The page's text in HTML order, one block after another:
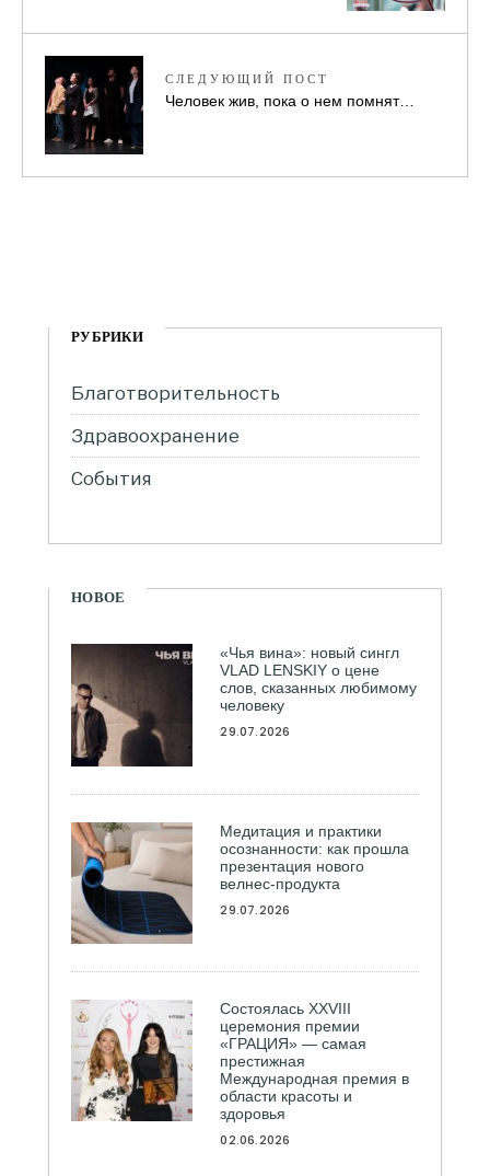
СЛЕДУЮЩИЙ ПОСТ
Человек жив, пока о нем помнят…
РУБРИКИ
Благотворительность
Здравоохранение
События
НОВОЕ
«Чья вина»: новый сингл
VLAD LENSKIY о цене
слов, сказанных любимому
человеку
29.07.2026
Медитация и практики
осознанности: как прошла
презентация нового
велнес-продукта
29.07.2026
Состоялась ХXVIII
церемония премии
«ГРАЦИЯ» — самая
престижная
Международная премия в
области красоты и
здоровья
02.06.2026